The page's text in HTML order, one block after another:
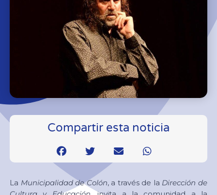
Compartir esta noticia
La Municipalidad de Colón, a través de la Dirección de